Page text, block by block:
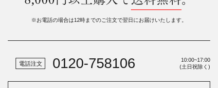
※お電話の場合は12時までのご注文で翌日にお届けいたします。
電話注文 0120-758106
10:00~17:00
(土日祝除く)